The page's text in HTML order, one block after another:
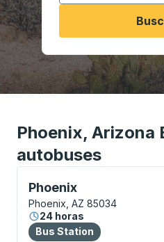
Phoenix, Arizona
autobuses
Phoenix
Bus Station, utilice las
Phoenix, AZ 85034
24 horas
Bus Station
Bus Station